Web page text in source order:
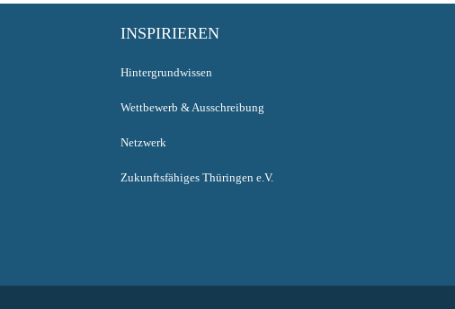
INSPIRIEREN
Hintergrundwissen
Wettbewerb & Ausschreibung
Netzwerk
Zukunftsfähiges Thüringen e.V.